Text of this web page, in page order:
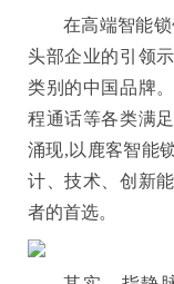
在高端智能
头部企业的引领
类别的中国品牌
程通话等各类满
涌现,以鹿客智能
计、技术、创新
者的首选。